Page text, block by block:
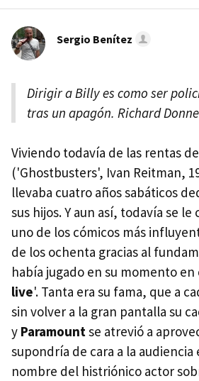
Sergio Benítez
Dirigir a Billy es como ser
tras un apagón. Richard
Viviendo todavía de las rentas
('Ghostbusters', Ivan Reitman,
llevaba cuatro años sabáticos
sus hijos. Y aun así, todavía se
uno de los cómicos más
de los ochenta gracias al
había jugado en su momento en
live'. Tanta era su fama, que a
sin volver a la gran pantalla su
y Paramountse atrevió a
supondría de cara a la audiencia
nombre del histriónico actor